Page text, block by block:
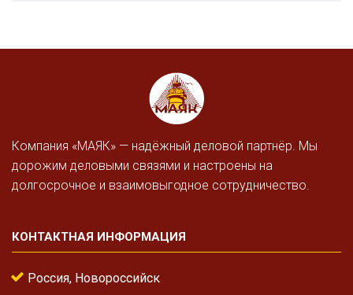
Компания «МАЯК» — надёжный деловой партнёр. Мы
дорожим деловыми связями и настроены на
долгосрочное и взаимовыгодное сотрудничество.
КОНТАКТНАЯ ИНФОРМАЦИЯ
Россия, Новороссийск